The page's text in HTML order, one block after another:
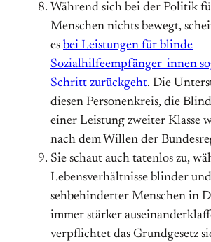
Während sich bei der Politik
Menschen nichts bewegt,
es bei Leistungen für blinde
Sozialhilfeempfänger_innen
Schritt zurückgeht. Die
diesen Personenkreis, die
einer Leistung zweiter Klasse
nach dem Willen der
Sie schaut auch tatenlos zu,
Lebensverhältnisse blinder
sehbehinderter Menschen in
immer stärker
verpflichtet das Grundgesetz